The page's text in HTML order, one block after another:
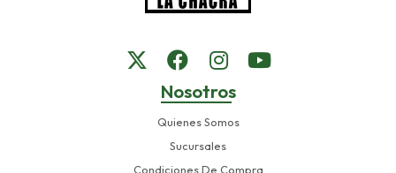
Nosotros
Quienes Somos
Sucursales
Condiciones De Compra